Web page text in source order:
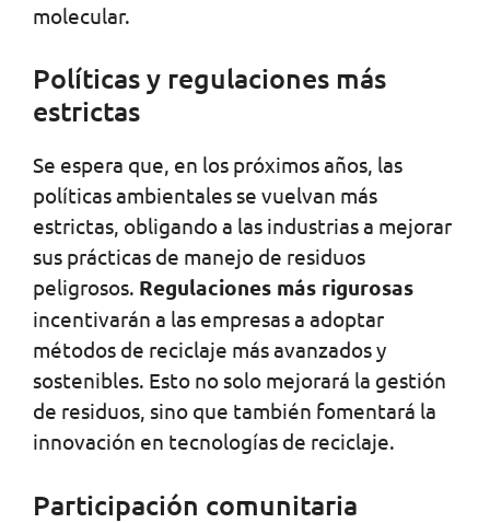
molecular.
Políticas y regulaciones más
estrictas
Se espera que, en los próximos años, las
políticas ambientales se vuelvan más
estrictas, obligando a las industrias a mejorar
sus prácticas de manejo de residuos
peligrosos. Regulaciones más rigurosas
incentivarán a las empresas a adoptar
métodos de reciclaje más avanzados y
sostenibles. Esto no solo mejorará la gestión
de residuos, sino que también fomentará la
innovación en tecnologías de reciclaje.
Participación comunitaria